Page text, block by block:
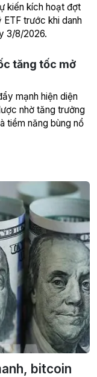
kiến kích hoạt đợt
trước khi danh
3/8/2026.
tăng tốc mở
mạnh hiện diện
nhờ tăng trưởng
tiềm năng bùng nổ
bitcoin